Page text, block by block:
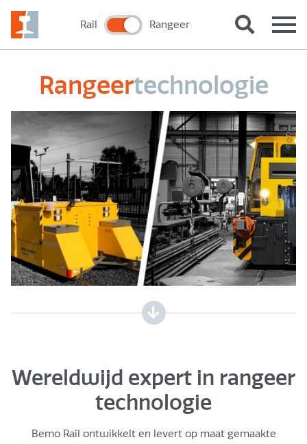
Rail Rangeer
Rangeertechnologie
Wereldwijd expert in rangeer
technologie
Bemo Rail ontwikkelt en levert op maat gemaakte